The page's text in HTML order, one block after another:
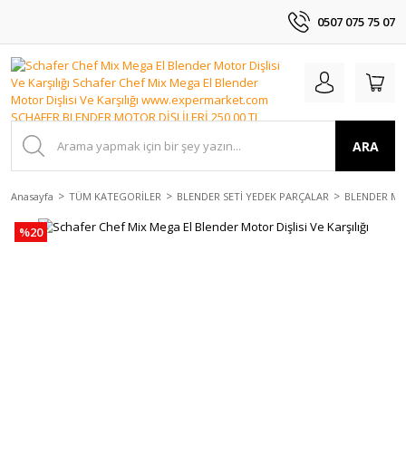
0507 075 75 07
ARA
Anasayfa TÜM KATEGORİLER BLENDER SETİ YEDEK PARÇALAR BLENDER
%20